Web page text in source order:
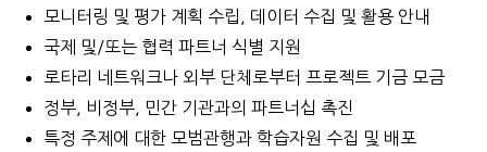
모니터링 및 평가 계획 수립, 데이터 수집 및 활용 안내
국제 및/또는 협력 파트너 식별 지원
로타리 네트워크나 외부 단체로부터 프로젝트 기금 모금
정부, 비정부, 민간 기관과의 파트너십 촉진
특정 주제에 대한 모범관행과 학습자원 수집 및 배포